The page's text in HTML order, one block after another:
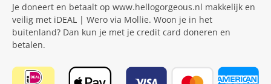
Je doneert en betaalt op www.hellogorgeous.nl makkelijk en
veilig met iDEAL | Wero via Mollie. Woon je in het
buitenland? Dan kun je met je credit card doneren en
betalen.